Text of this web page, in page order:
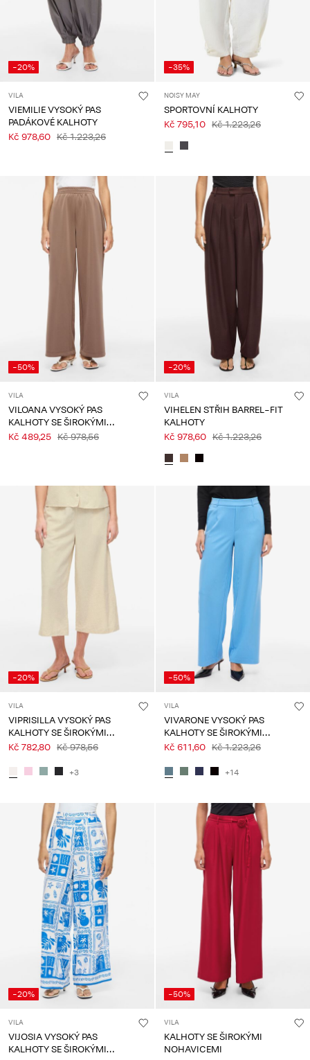
-20%
VILA
VIEMILIE VYSOKÝ PAS
PADÁKOVÉ KALHOTY
Kč 978,60 Kč 1.223,26
-35%
NOISY MAY
SPORTOVNÍ KALHOTY
Kč 795,10 Kč 1.223,26
-50%
VILA
VILOANA VYSOKÝ PAS
KALHOTY SE ŠIROKÝMI
NOHAVICEMI
Kč 489,25 Kč 978,56
-20%
VILA
VIHELEN STŘIH BARREL-FIT
KALHOTY
Kč 978,60 Kč 1.223,26
-20%
VILA
VIPRISILLA VYSOKÝ PAS
KALHOTY SE ŠIROKÝMI
NOHAVICEMI
Kč 782,80 Kč 978,56
+3
-50%
VILA
VIVARONE VYSOKÝ PAS
KALHOTY SE ŠIROKÝMI
NOHAVICEMI
Kč 611,60 Kč 1.223,26
+14
-20%
VILA
VIJOSIA VYSOKÝ PAS
KALHOTY SE ŠIROKÝMI
-50%
VILA
KALHOTY SE ŠIROKÝMI
NOHAVICEMI